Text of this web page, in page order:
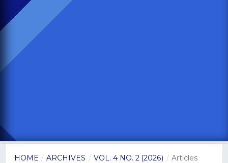
HOME / ARCHIVES / VOL. 4 NO. 2 (2026) / Articles